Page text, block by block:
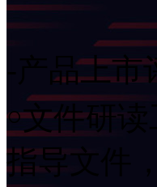
-产品上
￮文件研读
指导文件